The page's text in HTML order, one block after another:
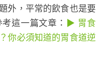
外，平常的飲食也是要
這一篇文章： ▶ 胃食
你必須知道的胃食道逆